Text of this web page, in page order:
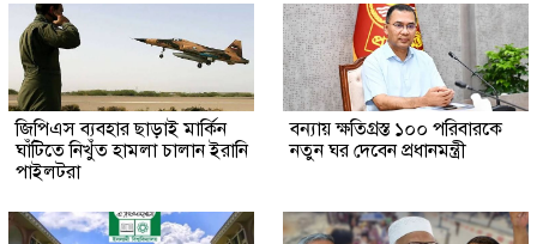
জিপিএস ব্যবহার ছাড়াই মার্কিন
ঘাঁটিতে নিখুঁত হামলা চালান ইরানি
পাইলটরা
বন্যায় ক্ষতিগ্রস্ত ১০০ পরিবারকে
নতুন ঘর দেবেন প্রধানমন্ত্রী